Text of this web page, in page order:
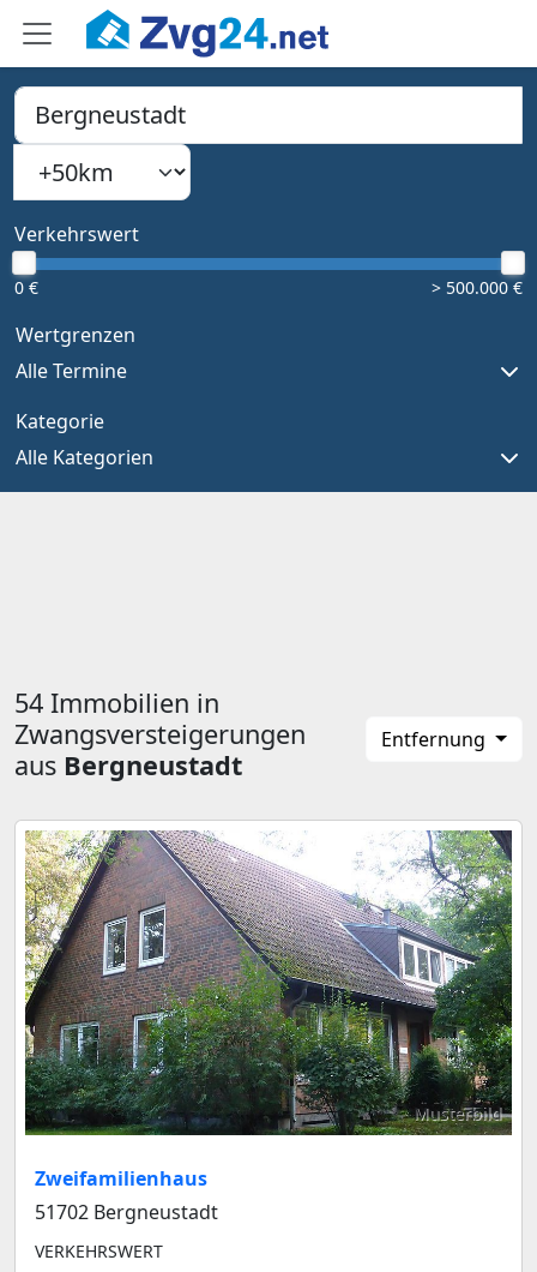
PLZ, Ort oder Bundesland
Type 1 or more characters for results.
Suchradius
Verkehrswert
0 € > 500.000 €
Wertgrenzen
Alle Termine
Kategorie
Alle Kategorien
54 Immobilien in
Zwangsversteigerungen
aus Bergneustadt
Entfernung
Musterbild
Zweifamilienhaus
51702 Bergneustadt
VERKEHRSWERT